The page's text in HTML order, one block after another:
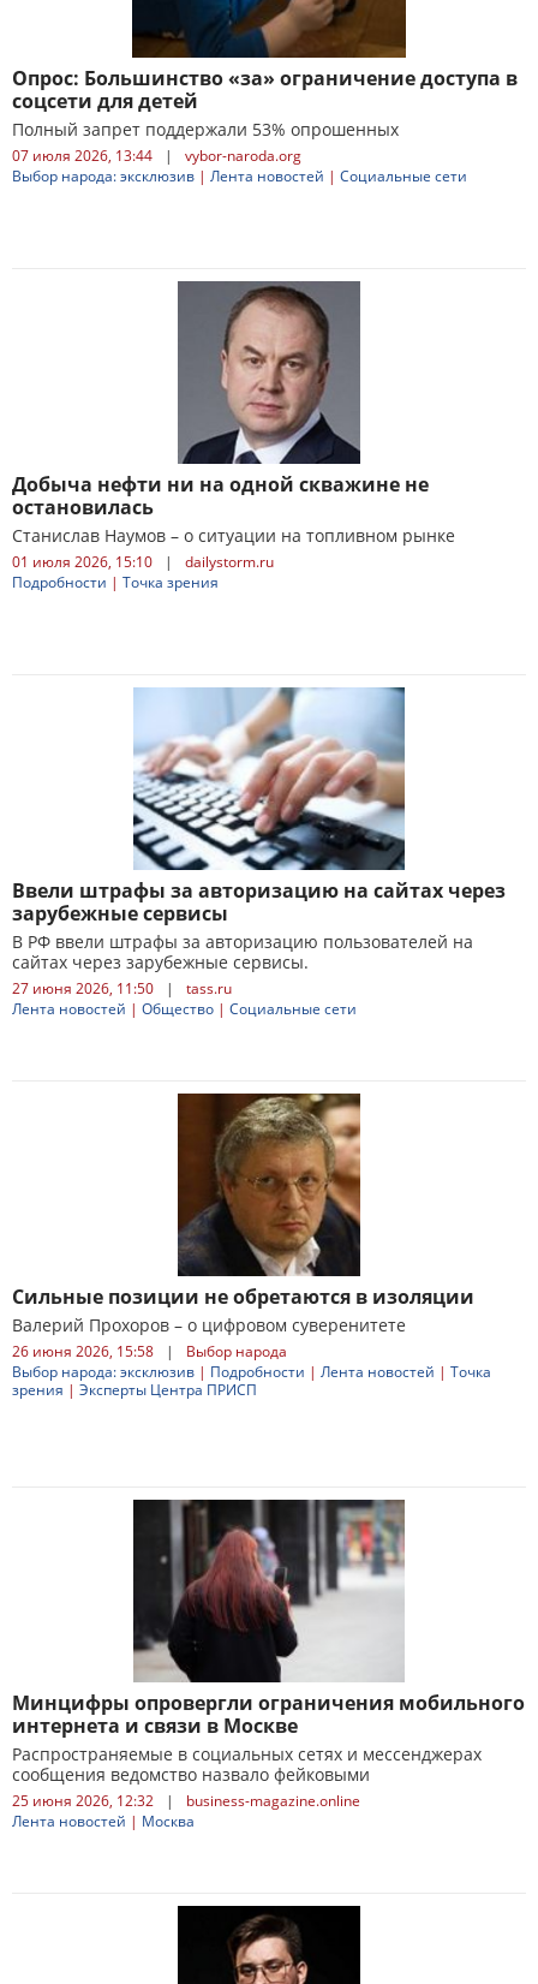
Опрос: Большинство «за» ограничение доступа в
соцсети для детей
Полный запрет поддержали 53% опрошенных
07 июля 2026, 13:44 |
vybor-naroda.org
Выбор народа: эксклюзив | Лента новостей | Социальные сети
Добыча нефти ни на одной скважине не
остановилась
Станислав Наумов – о ситуации на топливном рынке
01 июля 2026, 15:10 |
dailystorm.ru
Подробности | Точка зрения
Ввели штрафы за авторизацию на сайтах через
зарубежные сервисы
В РФ ввели штрафы за авторизацию пользователей на
сайтах через зарубежные сервисы.
27 июня 2026, 11:50 |
tass.ru
Лента новостей | Общество | Социальные сети
Сильные позиции не обретаются в изоляции
Валерий Прохоров – о цифровом суверенитете
26 июня 2026, 15:58 |
Выбор народа
Выбор народа: эксклюзив | Подробности | Лента новостей | Точка
зрения | Эксперты Центра ПРИСП
Минцифры опровергли ограничения мобильного
интернета и связи в Москве
Распространяемые в социальных сетях и мессенджерах
сообщения ведомство назвало фейковыми
25 июня 2026, 12:32 |
business-magazine.online
Лента новостей | Москва